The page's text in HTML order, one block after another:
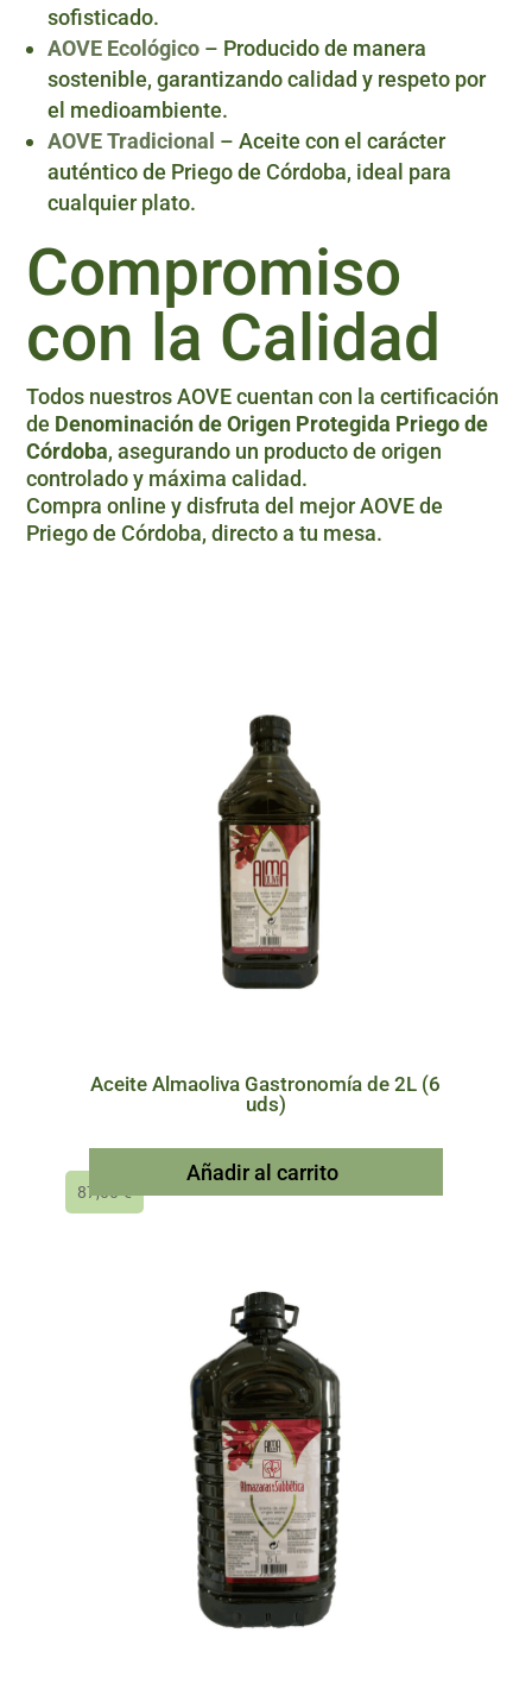
sofisticado.
AOVE Ecológico – Producido de manera
sostenible, garantizando calidad y respeto por
el medioambiente.
AOVE Tradicional – Aceite con el carácter
auténtico de Priego de Córdoba, ideal para
cualquier plato.
Compromiso
con la Calidad
Todos nuestros AOVE cuentan con la certificación
de Denominación de Origen Protegida Priego de
Córdoba, asegurando un producto de origen
controlado y máxima calidad.
Compra online y disfruta del mejor AOVE de
Priego de Córdoba, directo a tu mesa.
Aceite Almaoliva Gastronomía de 2L (6
uds)
87,00€
Añadir al carrito